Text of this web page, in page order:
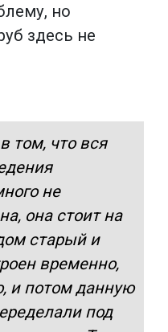
но
здесь не
том, что вся
не
она стоит на
старый и
временно,
и потом данную
под